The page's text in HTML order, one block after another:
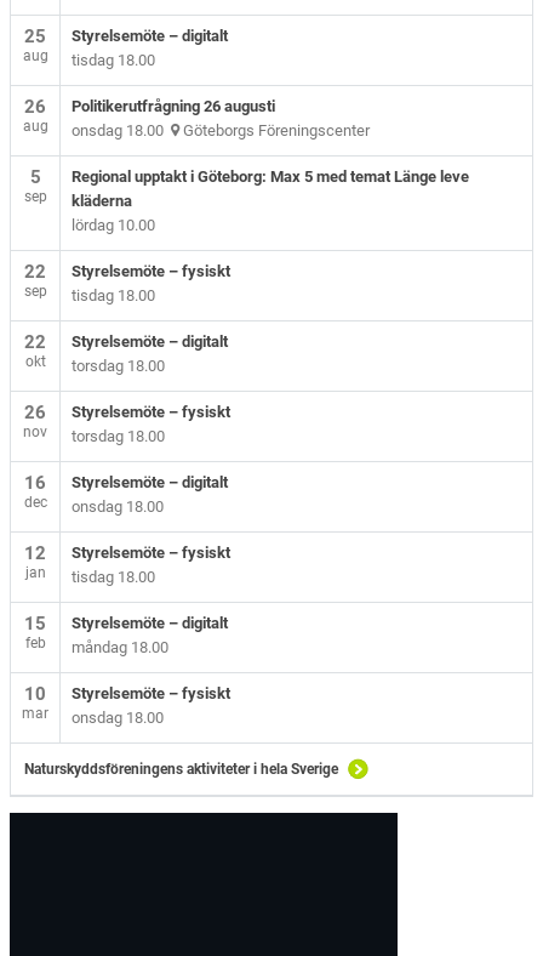
25
aug
Styrelsemöte – digitalt
tisdag 18.00
26
aug
Politikerutfrågning 26 augusti
onsdag 18.00 Göteborgs Föreningscenter
5
sep
Regional upptakt i Göteborg: Max 5 med temat Länge leve
kläderna
lördag 10.00
22
sep
Styrelsemöte – fysiskt
tisdag 18.00
22
okt
Styrelsemöte – digitalt
torsdag 18.00
26
nov
Styrelsemöte – fysiskt
torsdag 18.00
16
dec
Styrelsemöte – digitalt
onsdag 18.00
12
jan
Styrelsemöte – fysiskt
tisdag 18.00
15
feb
Styrelsemöte – digitalt
måndag 18.00
10
mar
Styrelsemöte – fysiskt
onsdag 18.00
Naturskyddsföreningens aktiviteter i hela Sverige